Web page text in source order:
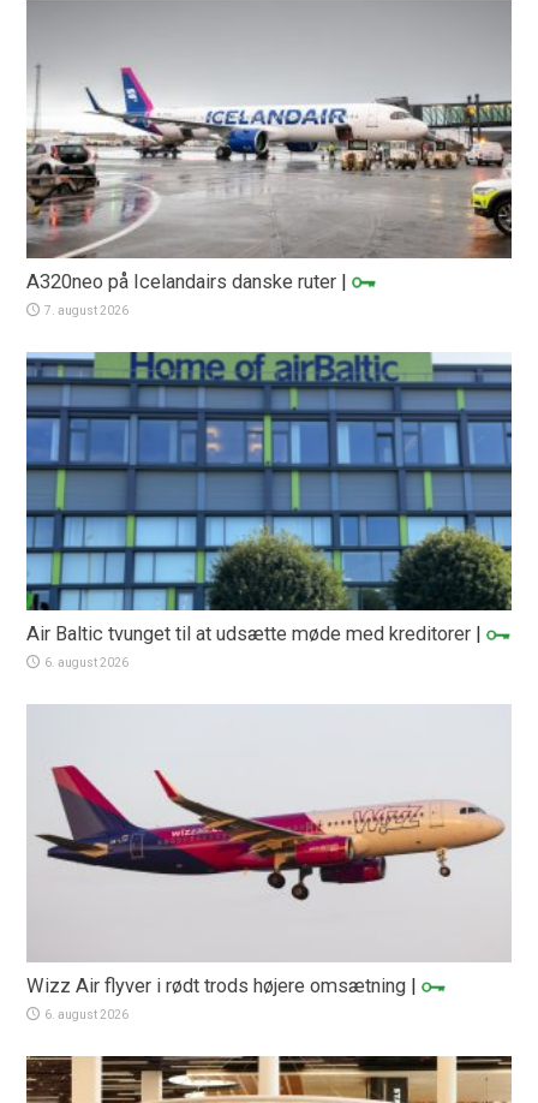
A320neo på Icelandairs danske ruter |
7. august 2026
Air Baltic tvunget til at udsætte møde med kreditorer |
6. august 2026
Wizz Air flyver i rødt trods højere omsætning |
6. august 2026